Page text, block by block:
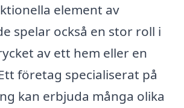
element av
spelar också en stor roll i
av ett hem eller en
företag specialiserat på
kan erbjuda många olika